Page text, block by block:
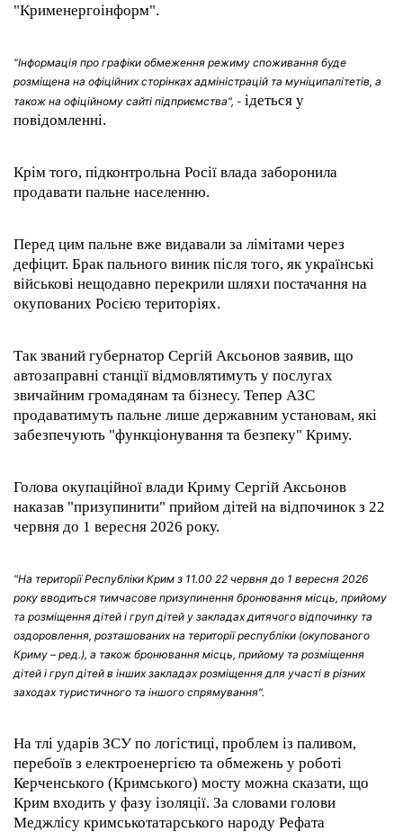
"Крименергоінформ".
"Інформація про графіки обмеження режиму споживання буде
розміщена на офіційних сторінках адміністрацій та муніципалітетів, а
також на офіційному сайті підприємства", - ідеться у
повідомленні.
Крім того, підконтрольна Росії влада заборонила
продавати пальне населенню.
Перед цим пальне вже видавали за лімітами через
дефіцит. Брак пального виник після того, як українські
військові нещодавно перекрили шляхи постачання на
окупованих Росією територіях.
Так званий губернатор Сергій Аксьонов заявив, що
автозаправні станції відмовлятимуть у послугах
звичайним громадянам та бізнесу. Тепер АЗС
продаватимуть пальне лише державним установам, які
забезпечують "функціонування та безпеку" Криму.
Голова окупаційної влади Криму Сергій Аксьонов
наказав "призупинити" прийом дітей на відпочинок з 22
червня до 1 вересня 2026 року.
"На території Республіки Крим з 11.00 22 червня до 1 вересня 2026
року вводиться тимчасове призупинення бронювання місць, прийому
та розміщення дітей і груп дітей у закладах дитячого відпочинку та
оздоровлення, розташованих на території республіки (окупованого
Криму – ред.), а також бронювання місць, прийому та розміщення
дітей і груп дітей в інших закладах розміщення для участі в різних
заходах туристичного та іншого спрямування".
На тлі ударів ЗСУ по логістиці, проблем із паливом,
перебоїв з електроенергією та обмежень у роботі
Керченського (Кримського) мосту можна сказати, що
Крим входить у фазу ізоляції. За словами голови
Меджлісу кримськотатарського народу Рефата